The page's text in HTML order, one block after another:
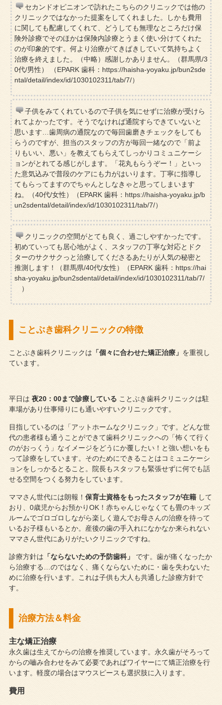
セカンドオピニオンで訪れたこちらのクリニックでは他の
クリニックではなかった提案をしてくれました。しかも費用
に関しても配慮してくれて、どうしても無理なところだけ保
険外診療でそのほかは保険内診療とうまく使い分けてくれた
のが印象的です。何より治療がてきぱきしていて気持ちよく
治療を終えました。（中略）感謝しかありません。（群馬県/3
0代/男性） （EPARK 歯科：https://haisha-yoyaku.jp/bun2sde
ntal/detail/index/id/1030102311/tab/7/）
子供をみてくれているので子供を気にせずに治療が受けら
れてよかったです。そうでなければ通院すらできていないと
思います…歯周病の通院なので毎回歯磨きチェックをしても
らうのですが、担当のスタッフの方が毎回一緒なので「前よ
りもいい、悪い」を教えてもらえてしっかりコミュニケーシ
ョンがとれてる感じがします。「花丸もらうぞー！」といっ
た意気込みで普段のケアにも力がはいります。丁寧に指導し
てもらってますのでちゃんとしなきゃと思ってしまいます
ね。（40代/女性）（EPARK 歯科：https://haisha-yoyaku.jp/b
un2sdental/detail/index/id/1030102311/tab/7/）
クリニックの空間がとても良く、過ごしやすかったです。
初めていっても居心地がよく、スタッフの丁寧な対応とドク
ターのサクサクっと治療してくださるあたりが人気の秘密と
推測します！（群馬県/40代/女性）（EPARK 歯科：https://hai
sha-yoyaku.jp/bun2sdental/detail/index/id/1030102311/tab/7/
）
ことぶき歯科クリニックの特徴
ことぶき歯科クリニックは 「個々に合わせた矯正治療」 を重視し
ています。
平日は 夜20：00まで診療している ことぶき歯科クリニックは駐
車場があり仕事帰りにも通いやすいクリニックです。
目指しているのは「アットホームなクリニック」です。どんな世
代の患者様も通うことができて歯科クリニックへの「怖くて行く
のがおっくう」なイメージをどうにか覆したい！と強い想いをも
って診療をしています。そのためにできることはコミュニケーシ
ョンをしっかるとること。院長もスタッフも緊張せずに何でも話
せる空間をつくる努力をしています。
ママさん世代には朗報！ 保育士資格をもったスタッフが在籍 して
おり、0歳児からお預かりOK！赤ちゃんじゃなくても畳のキッズ
ルームでゴロゴロしながら楽しく遊んでお母さんの治療を待って
いるお子様もいるとか。産後の歯の手入れになかなか来られない
ママさん世代にありがたいクリニックですね。
診療方針は 「ならないための予防歯科」 です。歯が痛くなったか
ら治療する…のではなく、痛くならないために・歯を失わないた
めに治療を行います。これは子供も大人も共通した診療方針で
す。
治療方法＆料金
主な矯正治療
永久歯は生えてからの治療を推奨しています。永久歯がそろって
からの嚙み合わせをみて必要であればワイヤーにて矯正治療を行
います。軽度の場合はマウスピースも選択肢に入ります。
費用